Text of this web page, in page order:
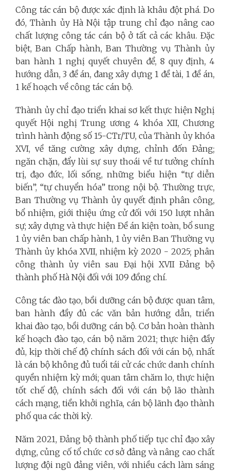
Công tác cán bộ được xác định là khâu đột phá. Do
đó, Thành ủy Hà Nội tập trung chỉ đạo nâng cao
chất lượng công tác cán bộ ở tất cả các khâu. Đặc
biệt, Ban Chấp hành, Ban Thường vụ Thành ủy
ban hành 1 nghị quyết chuyên đề, 8 quy định, 4
hướng dẫn, 3 đề án, đang xây dựng 1 đề tài, 1 đề án,
1 kế hoạch về công tác cán bộ.
Thành ủy chỉ đạo triển khai sơ kết thực hiện Nghị
quyết Hội nghị Trung ương 4 khóa XII, Chương
trình hành động số 15-CTr/TU, của Thành ủy khóa
XVI, về tăng cường xây dựng, chỉnh đốn Đảng;
ngăn chặn, đẩy lùi sự suy thoái về tư tưởng chính
trị, đạo đức, lối sống, những biểu hiện “tự diễn
biến”, “tự chuyển hóa” trong nội bộ. Thường trực,
Ban Thường vụ Thành ủy quyết định phân công,
bổ nhiệm, giới thiệu ứng cử đối với 150 lượt nhân
sự; xây dựng và thực hiện Đề án kiện toàn, bổ sung
1 ủy viên ban chấp hành, 1 ủy viên Ban Thường vụ
Thành ủy khóa XVII, nhiệm kỳ 2020 - 2025; phân
công thành ủy viên sau Đại hội XVII Đảng bộ
thành phố Hà Nội đối với 109 đồng chí.
Công tác đào tạo, bồi dưỡng cán bộ được quan tâm,
ban hành đầy đủ các văn bản hướng dẫn, triển
khai đào tạo, bồi dưỡng cán bộ. Cơ bản hoàn thành
kế hoạch đào tạo, cán bộ năm 2021; thực hiện đầy
đủ, kịp thời chế độ chính sách đối với cán bộ, nhất
là cán bộ không đủ tuổi tái cử các chức danh chính
quyền nhiệm kỳ mới; quan tâm chăm lo, thực hiện
tốt chế độ, chính sách đối với cán bộ lão thành
cách mạng, tiền khởi nghĩa, cán bộ lãnh đạo thành
phố qua các thời kỳ.
Năm 2021, Đảng bộ thành phố tiếp tục chỉ đạo xây
dựng, củng cố tổ chức cơ sở đảng và nâng cao chất
lượng đội ngũ đảng viên, với nhiều cách làm sáng